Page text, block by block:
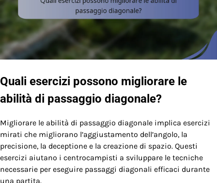
Quali esercizi possono migliorare le
abilità di passaggio diagonale?
Migliorare le abilità di passaggio diagonale implica esercizi
mirati che migliorano l’aggiustamento dell’angolo, la
precisione, la deceptione e la creazione di spazio. Questi
esercizi aiutano i centrocampisti a sviluppare le tecniche
necessarie per eseguire passaggi diagonali efficaci durante
una partita.